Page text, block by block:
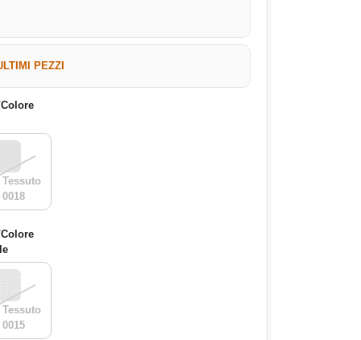
PEZZI
Tessuto
0018
Tessuto
0015